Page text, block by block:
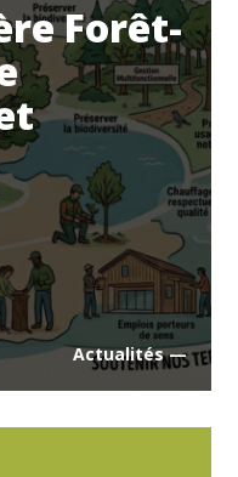
Forêt-
Actualités —